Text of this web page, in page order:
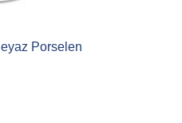
Porselen